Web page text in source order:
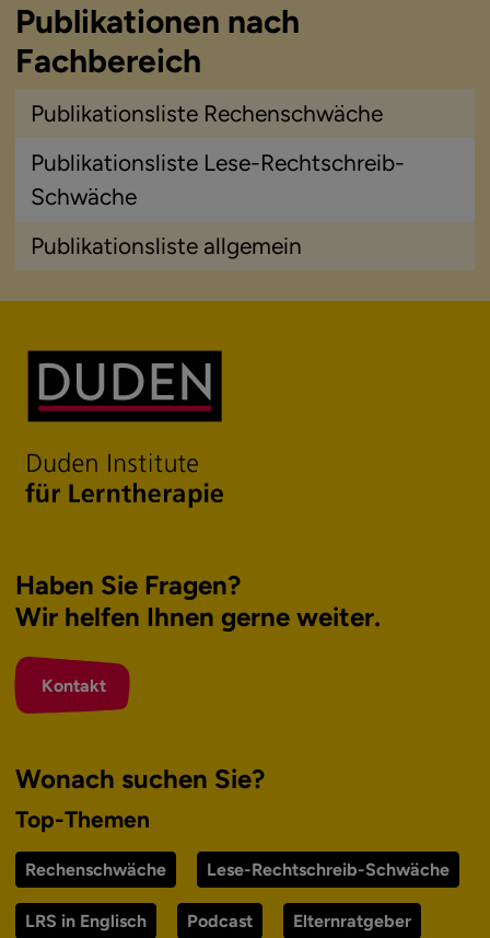
Publikationen nach
Fachbereich
Publikationsliste Rechenschwäche
Publikationsliste Lese-Rechtschreib-
Schwäche
Publikationsliste allgemein
Haben Sie Fragen?
Wir helfen Ihnen gerne weiter.
Kontakt
Wonach suchen Sie?
Top-Themen
Rechenschwäche Lese-Rechtschreib-Schwäche
LRS in Englisch Podcast Elternratgeber